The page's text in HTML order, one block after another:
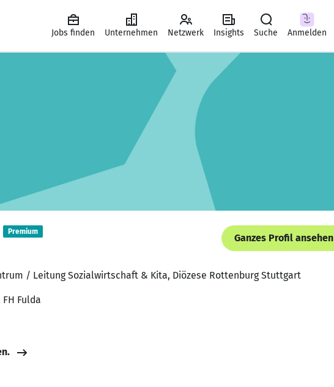
Jobs finden Unternehmen Netzwerk Insights Suche Anmelden
Premium
Ganzes Profil ansehen
/ Leitung Sozialwirtschaft & Kita, Diözese Rottenburg Stuttgart
Fulda